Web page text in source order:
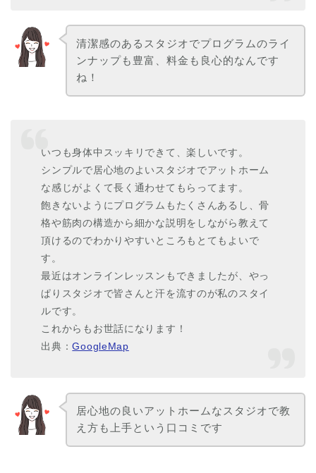
清潔感のあるスタジオでプログラムのライ
ンナップも豊富、料金も良心的なんです
ね！
いつも身体中スッキリできて、楽しいです。
シンプルで居心地のよいスタジオでアットホーム
な感じがよくて長く通わせてもらってます。
飽きないようにプログラムもたくさんあるし、骨
格や筋肉の構造から細かな説明をしながら教えて
頂けるのでわかりやすいところもとてもよいで
す。
最近はオンラインレッスンもできましたが、やっ
ぱりスタジオで皆さんと汗を流すのが私のスタイ
ルです。
これからもお世話になります！
出典：GoogleMap
居心地の良いアットホームなスタジオで教
え方も上手という口コミです